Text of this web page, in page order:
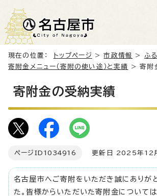
現在の位置： トップページ >市政情報 > ふ
寄附金メニュー（寄附の使い途）と実績
> 寄附
寄附金の受納実績
ページID 1034916 更新日 2025年12
名古屋市へご寄附をいただき誠にありが
た。皆様からいただいた寄附金について